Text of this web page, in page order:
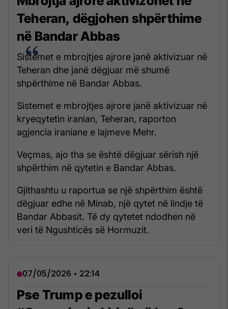
Teheran, dëgjohen shpërthime
në Bandar Abbas
Sistemet e mbrojtjes ajrore janë aktivizuar në
Teheran dhe janë dëgjuar më shumë
shpërthime në Bandar Abbas.
Sistemet e mbrojtjes ajrore janë aktivizuar në
kryeqytetin iranian, Teheran, raporton
agjencia iraniane e lajmeve Mehr.
Veçmas, ajo tha se është dëgjuar sërish një
shpërthim në qytetin e Bandar Abbas.
Gjithashtu u raportua se një shpërthim është
dëgjuar edhe në Minab, një qytet në lindje të
Bandar Abbasit. Të dy qytetet ndodhen në
veri të Ngushticës së Hormuzit.
07/05/2026 • 22:14
Pse Trump e pezulloi